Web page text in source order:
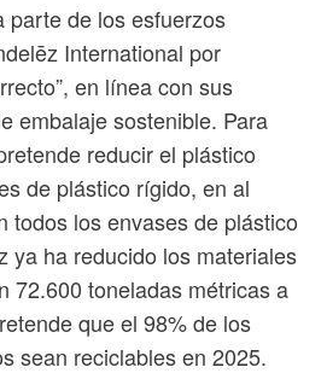
parte de los esfuerzos
International por
en línea con sus
embalaje sostenible. Para
reducir el plástico
de plástico rígido, en al
todos los envases de plástico
ya ha reducido los materiales
72.600 toneladas métricas a
que el 98% de los
sean reciclables en 2025.